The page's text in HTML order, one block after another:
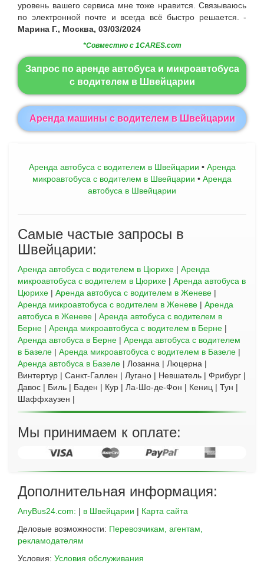
уровень вашего сервиса мне тоже нравится. Связываюсь
по электронной почте и всегда всё быстро решается. -
Марина Г., Москва, 03/03/2024
*Совместно с 1CARES.com
Запрос по аренде автобуса и микроавтобуса
с водителем в Швейцарии
Aренда машины с водителем в Швейцарии
Аренда автобуса с водителем в Швейцарии • Аренда
микроавтобуса с водителем в Швейцарии • Аренда
автобуса в Швейцарии
Самые частые запросы в
Швейцарии:
Аренда автобуса с водителем в Цюрихе | Аренда
микроавтобуса с водителем в Цюрихе | Аренда автобуса в
Цюрихе | Аренда автобуса с водителем в Женеве |
Аренда микроавтобуса с водителем в Женеве | Аренда
автобуса в Женеве | Аренда автобуса с водителем в
Берне | Аренда микроавтобуса с водителем в Берне |
Аренда автобуса в Берне | Аренда автобуса с водителем
в Базеле | Аренда микроавтобуса с водителем в Базеле |
Аренда автобуса в Базеле | Лозанна | Люцерна |
Винтертур | Санкт-Галлен | Лугано | Невшатель | Фрибург |
Давос | Биль | Баден | Кур | Ла-Шо-де-Фон | Кениц | Тун |
Шаффхаузен |
Мы принимаем к оплате:
Дополнительная информация:
AnyBus24.com: | в Швейцарии | Карта сайта
Деловые возможности: Перевозчикам, агентам,
рекламодателям
Условия: Условия обслуживания